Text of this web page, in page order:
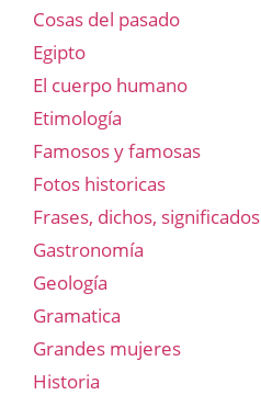
Cosas del pasado
Egipto
El cuerpo humano
Etimología
Famosos y famosas
Fotos historicas
Frases, dichos, significados
Gastronomía
Geología
Gramatica
Grandes mujeres
Historia